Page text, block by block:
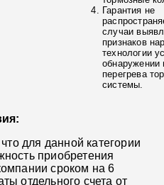
Гарантия не
случаи
признаков
технологии
обнаружении
перегрева
системы.
для данной категории
приобретения
сроком на 6
отдельного счета от